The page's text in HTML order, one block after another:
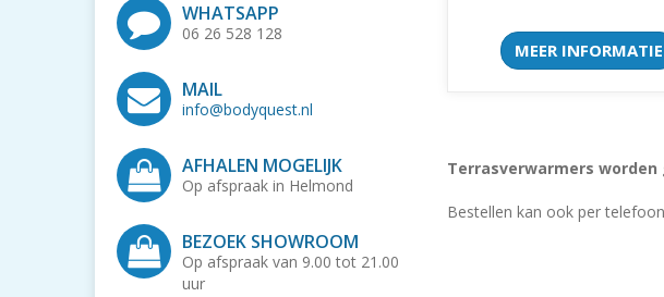
WHATSAPP
06 26 528 128
MAIL
info@bodyquest.nl
AFHALEN MOGELIJK
Op afspraak in Helmond
BEZOEK SHOWROOM
Op afspraak van 9.00 tot 21.00
uur
MEER INFORMATIE
Terrasverwarmers
Bestellen kan ook per